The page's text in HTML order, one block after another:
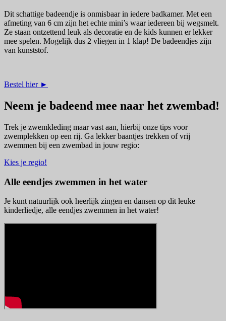
Dit schattige badeendje is onmisbaar in iedere badkamer. Met een
afmeting van 6 cm zijn het echte mini’s waar iedereen bij wegsmelt.
Ze staan ontzettend leuk als decoratie en de kids kunnen er lekker
mee spelen. Mogelijk dus 2 vliegen in 1 klap! De badeendjes zijn
van kunststof.
Bestel hier ►
Neem je badeend mee naar het zwembad!
Trek je zwemkleding maar vast aan, hierbij onze tips voor
zwemplekken op een rij. Ga lekker baantjes trekken of vrij
zwemmen bij een zwembad in jouw regio:
Kies je regio!
Alle eendjes zwemmen in het water
Je kunt natuurlijk ook heerlijk zingen en dansen op dit leuke
kinderliedje, alle eendjes zwemmen in het water!